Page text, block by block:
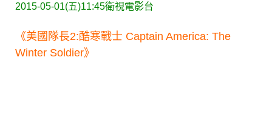
2015-05-01(五)11:45衛視電影台
《美國隊長2:酷寒戰士 Captain America: The
Winter Soldier》